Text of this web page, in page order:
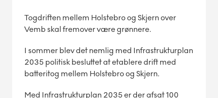
Togdriften mellem Holstebro og Skjern over
Vemb skal fremover være grønnere.
I sommer blev det nemlig med Infrastrukturplan
2035 politisk besluttet at etablere drift med
batteritog mellem Holstebro og Skjern.
Med Infrastrukturplan 2035 er der afsat 100